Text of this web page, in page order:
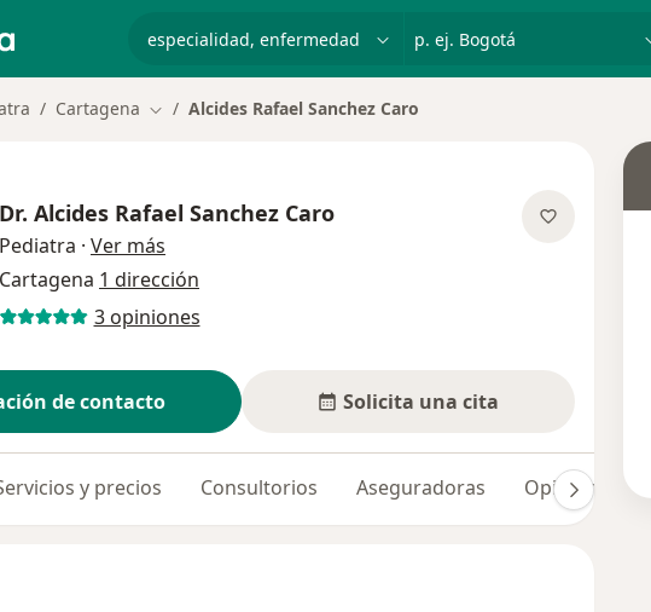
p. ej. Bogotá
Cartagena Cambiar de ciudad
Alcides Rafael Sanchez Caro
Dr. Alcides Rafael Sanchez Caro
Pediatra · Ver más
Cartagena 1 dirección
3 opiniones
de contacto Solicita una cita
y precios Consultorios Aseguradoras Opiniones (3)